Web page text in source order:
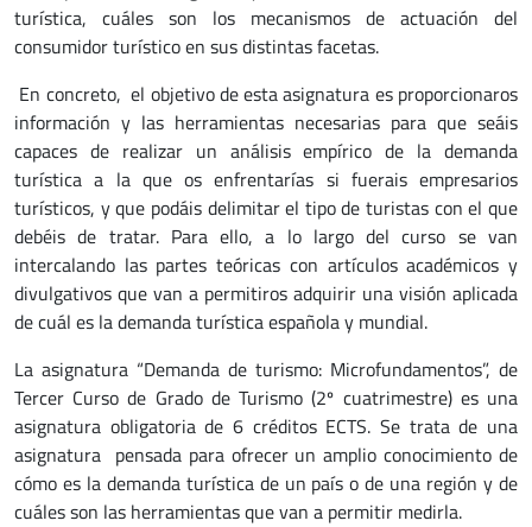
turística, cuáles son los mecanismos de actuación del
consumidor turístico en sus distintas facetas.
En concreto, el objetivo de esta asignatura es proporcionaros
información y las herramientas necesarias para que seáis
capaces de realizar un análisis empírico de la demanda
turística a la que os enfrentarías si fuerais empresarios
turísticos, y que podáis delimitar el tipo de turistas con el que
debéis de tratar. Para ello, a lo largo del curso se van
intercalando las partes teóricas con artículos académicos y
divulgativos que van a permitiros adquirir una visión aplicada
de cuál es la demanda turística española y mundial.
La asignatura “Demanda de turismo: Microfundamentos”, de
Tercer Curso de Grado de Turismo (2º cuatrimestre) es una
asignatura obligatoria de 6 créditos ECTS. Se trata de una
asignatura pensada para ofrecer un amplio conocimiento de
cómo es la demanda turística de un país o de una región y de
cuáles son las herramientas que van a permitir medirla.